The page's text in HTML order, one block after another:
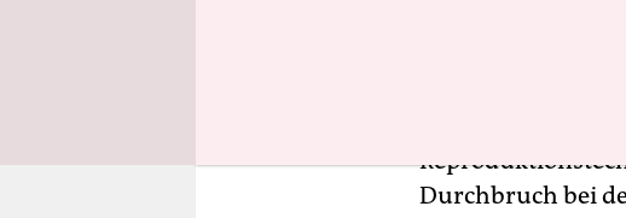
Doch zum einen
Was technisch
Durchbruch bei